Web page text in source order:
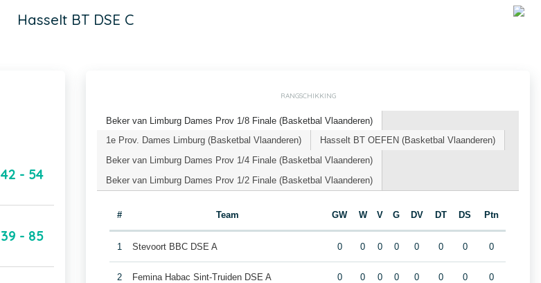
Hasselt BT DSE C
42 - 54
39 - 85
RANGSCHIKKING
Beker van Limburg Dames Prov 1/8 Finale (Basketbal Vlaanderen)
1e Prov. Dames Limburg (Basketbal Vlaanderen)
Hasselt BT OEFEN (Basketbal Vlaanderen)
Beker van Limburg Dames Prov 1/4 Finale (Basketbal Vlaanderen)
Beker van Limburg Dames Prov 1/2 Finale (Basketbal Vlaanderen)
# Team GW W V G DV DT DS Ptn
1 Stevoort BBC DSE A 0 0 0 0 0 0 0 0
2 Femina Habac Sint-Truiden DSE A 0 0 0 0 0 0 0 0